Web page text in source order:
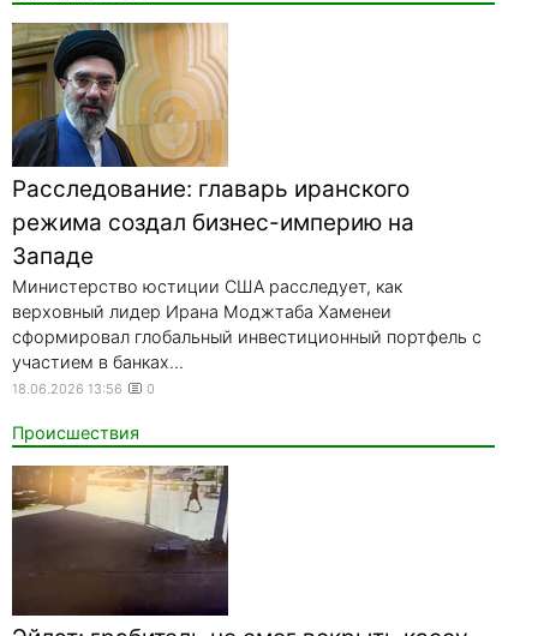
Расследование: главарь иранского
режима создал бизнес-империю на
Западе
Министерство юстиции США расследует, как
верховный лидер Ирана Моджтаба Хаменеи
сформировал глобальный инвестиционный портфель с
участием в банках...
18.06.2026 13:56 0
Происшествия